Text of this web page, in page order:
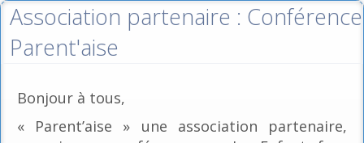
Association partenaire : Conférence
Parent'aise
Bonjour à tous,
« Parent’aise » une association partenaire,